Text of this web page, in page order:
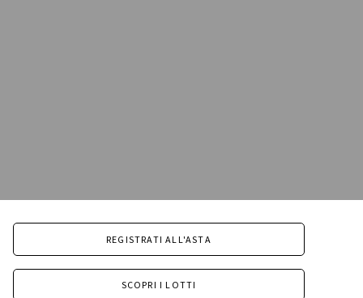
REGISTRATI ALL'ASTA
SCOPRI I LOTTI